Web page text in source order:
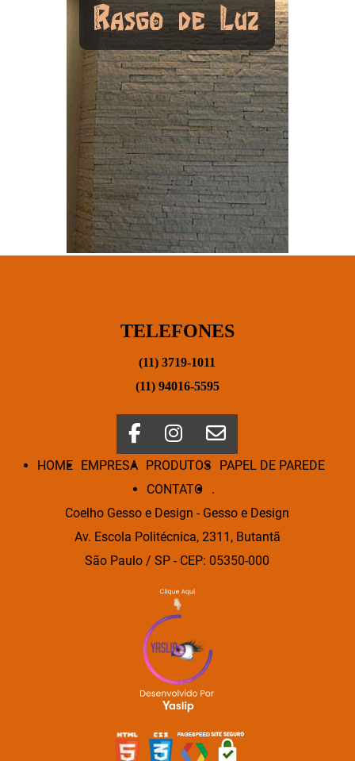
TELEFONES
(11) 3719-1011
(11) 94016-5595
HOME EMPRESA PRODUTOS
PAPEL DE PAREDE
CONTATO
.
Coelho Gesso e Design - Gesso e Design
Av. Escola Politécnica, 2311, Butantã
São Paulo / SP - CEP: 05350-000